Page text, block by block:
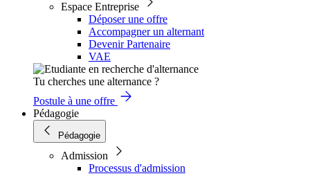
Espace Entreprise
Déposer une offre
Accompagner un alternant
Devenir Partenaire
VAE
Tu cherches une alternance ?
Postule à une offre
Pédagogie
Pédagogie
Admission
Processus d'admission